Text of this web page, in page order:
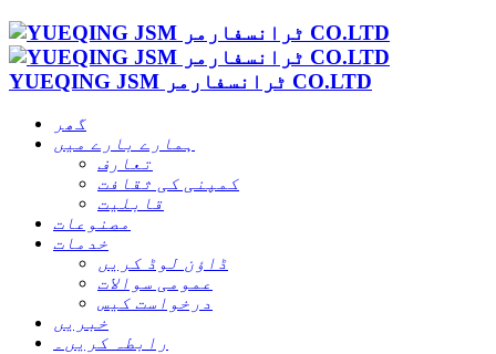
YUEQING JSM ٹرانسفارمر CO.LTD
گھر
ہمارے بارے میں
تعارف
کمپنی کی ثقافت
قابلیت
مصنوعات
خدمات
ڈاؤن لوڈ کریں
عمومی سوالات
درخواست کیس
خبریں
رابطہ کریں۔